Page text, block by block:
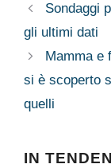
Sondaggi
gli ultimi dati
Mamma e
si è scoperto
quelli
IN